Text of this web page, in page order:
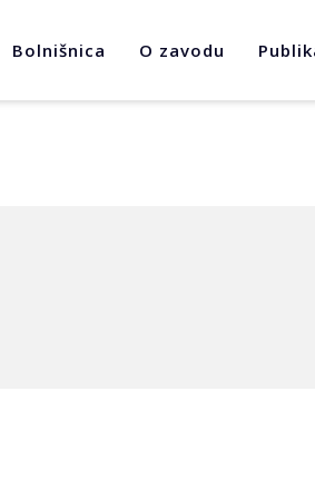
Bolnišnica O zavodu